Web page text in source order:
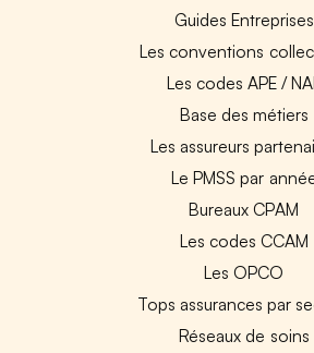
Guides Entreprises
Les conventions
Les codes APE /
Base des métiers
Les assureurs
Le PMSS par
Bureaux CPAM
Les codes CCAM
Les OPCO
Tops assurances par
Réseaux de soins